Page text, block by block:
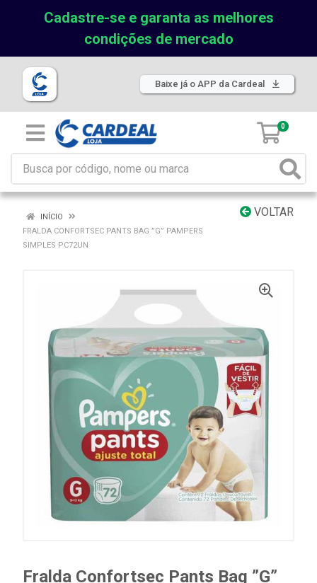
Cadastre-se e garanta as melhores
condições de mercado
Baixe já o APP da Cardeal
0
VOLTAR
INÍCIO
FRALDA CONFORTSEC PANTS BAG ”G” PAMPERS
SIMPLES PC72UN
Fralda Confortsec Pants Bag ”G”